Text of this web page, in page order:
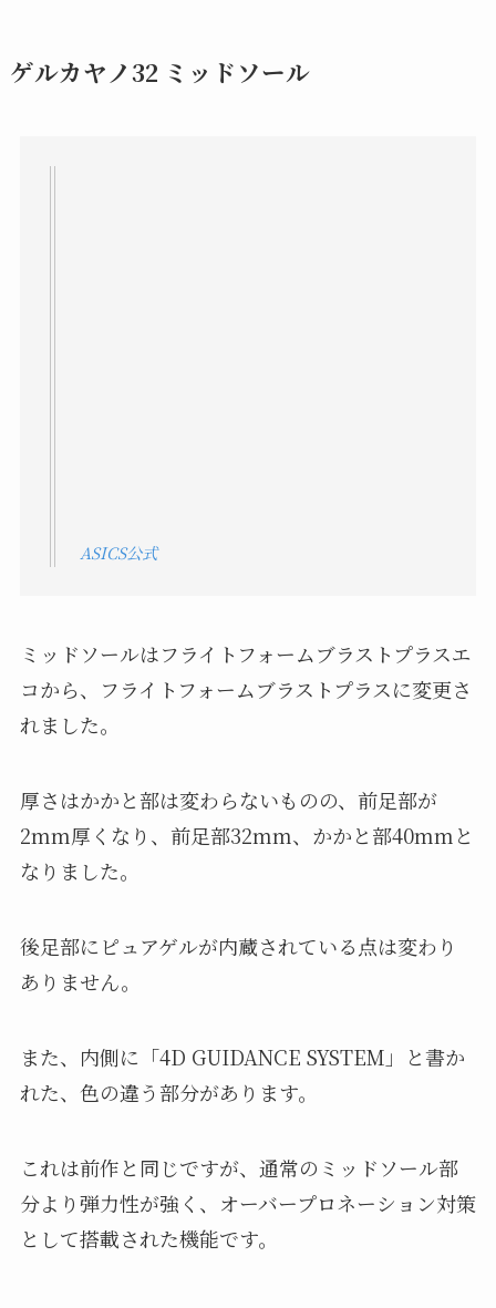
ゲルカヤノ32 ミッドソール
ASICS公式
ミッドソールはフライトフォームブラストプラスエ
コから、フライトフォームブラストプラスに変更さ
れました。
厚さはかかと部は変わらないものの、前足部が
2mm厚くなり、前足部32mm、かかと部40mmと
なりました。
後足部にピュアゲルが内蔵されている点は変わり
ありません。
また、内側に「4D GUIDANCE SYSTEM」と書か
れた、色の違う部分があります。
これは前作と同じですが、通常のミッドソール部
分より弾力性が強く、オーバープロネーション対策
として搭載された機能です。